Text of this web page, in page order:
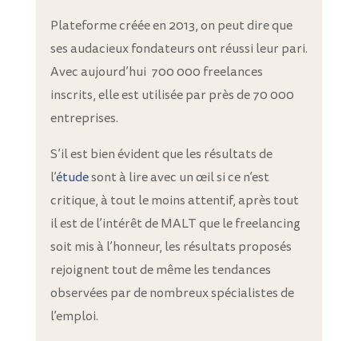
Plateforme créée en 2013, on peut dire que
ses audacieux fondateurs ont réussi leur pari.
Avec aujourd’hui 700 000 freelances
inscrits, elle est utilisée par près de 70 000
entreprises.
S’il est bien évident que les résultats de
l’étudesont à lire avec un œil si ce n’est
critique, à tout le moins attentif, après tout
il est de l’intérêt de MALT que le freelancing
soit mis à l’honneur, les résultats proposés
rejoignent tout de même les tendances
observées par de nombreux spécialistes de
l’emploi.